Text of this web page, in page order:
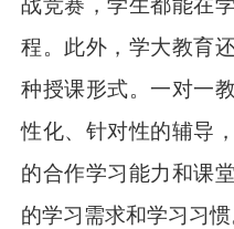
战竞赛，学生都能在
程。此外，学大教育
种授课形式。一对一
性化、针对性的辅导
的合作学习能力和课
的学习需求和学习习惯